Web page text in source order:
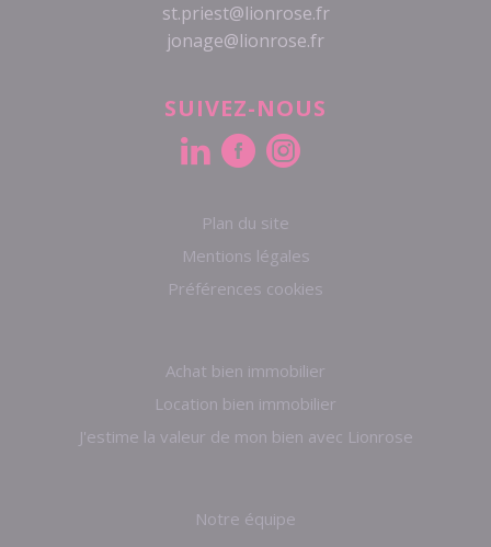
Plan du site
Mentions légales
Préférences cookies
Achat bien immobilier
Location bien immobilier
J'estime la valeur de mon bien avec Lionrose
Notre équipe
st.priest@lionrose.fr
jonage@lionrose.fr
SUIVEZ-NOUS